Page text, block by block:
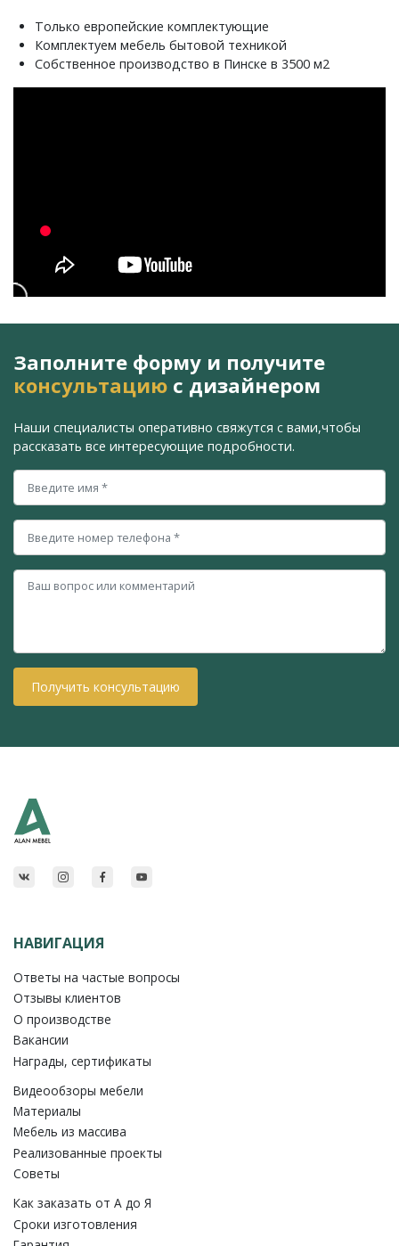
Только европейские комплектующие
Комплектуем мебель бытовой техникой
Собственное производство в Пинске в 3500 м2
Заполните форму и получите
консультацию с дизайнером
Наши специалисты оперативно свяжутся с вами,чтобы
рассказать все интересующие подробности.
Получить консультацию
НАВИГАЦИЯ
Ответы на частые вопросы
Отзывы клиентов
О производстве
Вакансии
Награды, сертификаты
Видеообзоры мебели
Материалы
Мебель из массива
Реализованные проекты
Советы
Как заказать от A до Я
Сроки изготовления